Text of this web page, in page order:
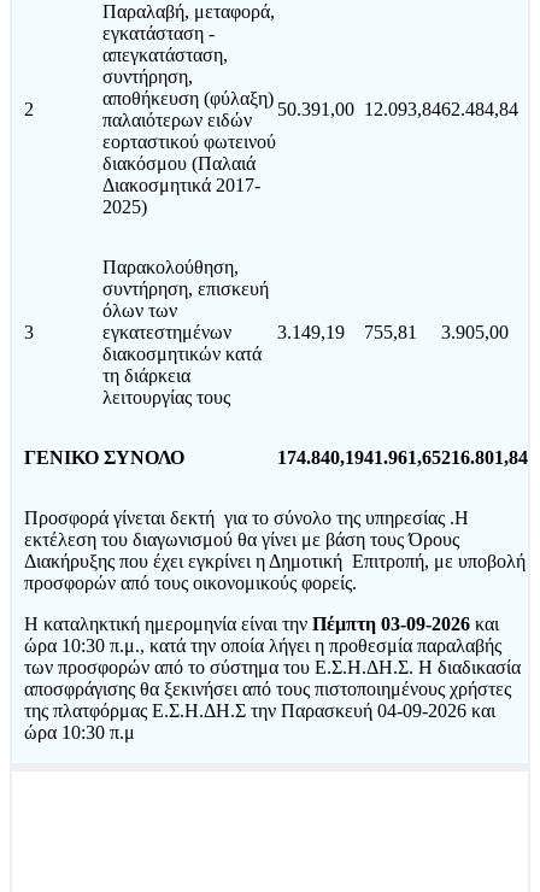
2
Παραλαβή, μεταφορά,
εγκατάσταση -
απεγκατάσταση,
συντήρηση,
αποθήκευση (φύλαξη)
παλαιότερων ειδών
εορταστικού φωτεινού
διακόσμου (Παλαιά
Διακοσμητικά 2017-
2025)
50.391,00 12.093,8462.484,84
3
Παρακολούθηση,
συντήρηση, επισκευή
όλων των
εγκατεστημένων
διακοσμητικών κατά
τη διάρκεια
λειτουργίας τους
3.149,19 755,81 3.905,00
ΓΕΝΙΚΟ ΣΥΝΟΛΟ 174.840,1941.961,65216.801,84
Προσφορά γίνεται δεκτή για το σύνολο της υπηρεσίας .Η
εκτέλεση του διαγωνισμού θα γίνει με βάση τους Όρους
Διακήρυξης που έχει εγκρίνει η Δημοτική Επιτροπή, με υποβολή
προσφορών από τους οικονομικούς φορείς.
Η καταληκτική ημερομηνία είναι την Πέμπτη 03-09-2026 και
ώρα 10:30 π.μ., κατά την οποία λήγει η προθεσμία παραλαβής
των προσφορών από το σύστημα του Ε.Σ.Η.ΔΗ.Σ. Η διαδικασία
αποσφράγισης θα ξεκινήσει από τους πιστοποιημένους χρήστες
της πλατφόρμας Ε.Σ.Η.ΔΗ.Σ την Παρασκευή 04-09-2026 και
ώρα 10:30 π.μ